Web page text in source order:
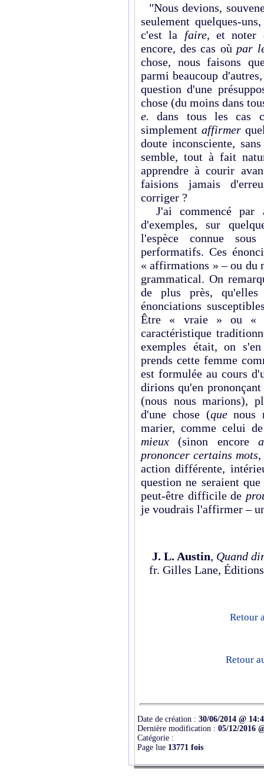
"Nous devions,
seulement quelques-
c'est la faire, et noter
encore, des cas où par
chose, nous faisons
parmi beaucoup
question d'une
chose (du moins dans
e. dans tous les cas
simplement affirmer
doute inconsciente,
semble, tout à fait
apprendre à courir
faisions jamais
corriger ?
J'ai commencé par
d'exemples, sur
l'espèce connue
performatifs. Ces
« affirmations » – ou du
grammatical. On
de plus près,
énonciations
Être « vraie » ou «
caractéristique
exemples était, on
prends cette femme
est formulée au cours
dirions qu'en
(nous nous marions),
d'une chose (quenous
marier, comme celui
mieux (sinon encore
prononcer certains mots,
action différente,
question ne seraient
peut-être difficile de
je voudrais l'affirmer –
J. L. Austin, Quand
fr. Gilles Lane,
Retour
Retour
Date de création : 30/06/2014 @
Dernière modification : 05/12/2016
Catégorie :
Page lue 13771 fois